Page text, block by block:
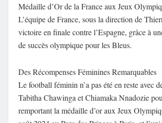
Médaille d’Or de la France aux Jeux
L’équipe de France, sous la direction de
victoire en finale contre l’Espagne, grâce à
de succès olympique pour les Bleus.
Des Récompenses Féminines Remarquables
Le football féminin n’a pas été en reste avec
Tabitha Chawinga et Chiamaka Nnadozie
remportant la médaille d’or aux Jeux